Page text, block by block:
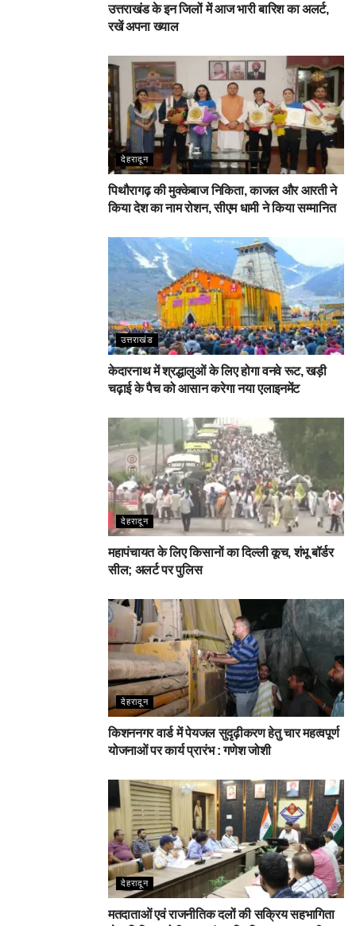
उत्तराखंड के इन जिलों में आज भारी बारिश का अलर्ट,
रखें अपना ख्याल
देहरादून
पिथौरागढ़ की मुक्केबाज निकिता, काजल और आरती ने
किया देश का नाम रोशन, सीएम धामी ने किया सम्मानित
उत्तराखंड
केदारनाथ में श्रद्धालुओं के लिए होगा वनवे रूट, खड़ी
चढ़ाई के पैच को आसान करेगा नया एलाइनमेंट
देहरादून
महापंचायत के लिए किसानों का दिल्ली कूच, शंभू बॉर्डर
सील; अलर्ट पर पुलिस
देहरादून
किशननगर वार्ड में पेयजल सुदृढ़ीकरण हेतु चार महत्वपूर्ण
योजनाओं पर कार्य प्रारंभ : गणेश जोशी
देहरादून
मतदाताओं एवं राजनीतिक दलों की सक्रिय सहभागिता